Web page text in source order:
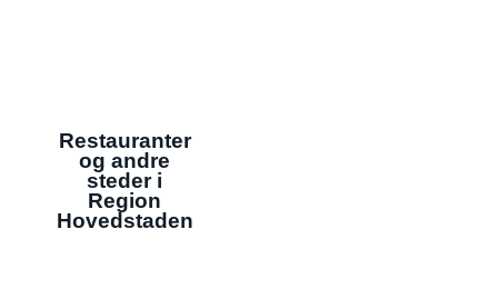
Restauranter
og andre
steder i
Region
Hovedstaden